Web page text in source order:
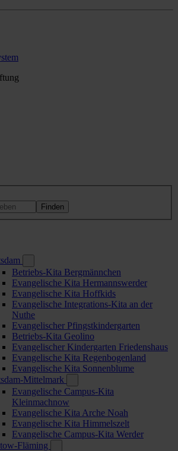
Betriebs-Kita Bergmännchen
Evangelische Kita Hermannswerder
Evangelische Kita Hoffkids
Evangelische Integrations-Kita an der
Nuthe
Evangelischer Pfingstkindergarten
Betriebs-Kita Geolino
Evangelischer Kindergarten Friedenshaus
Evangelische Kita Regenbogenland
Evangelische Kita Sonnenblume
Mittelmark
Evangelische Campus-Kita
Kleinmachnow
Evangelische Kita Arche Noah
Evangelische Kita Himmelszelt
Evangelische Campus-Kita Werder
Fläming